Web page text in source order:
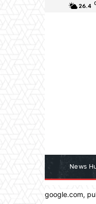
26.4
News
google.com,